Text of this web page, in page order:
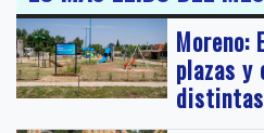
Moreno:
plazas y